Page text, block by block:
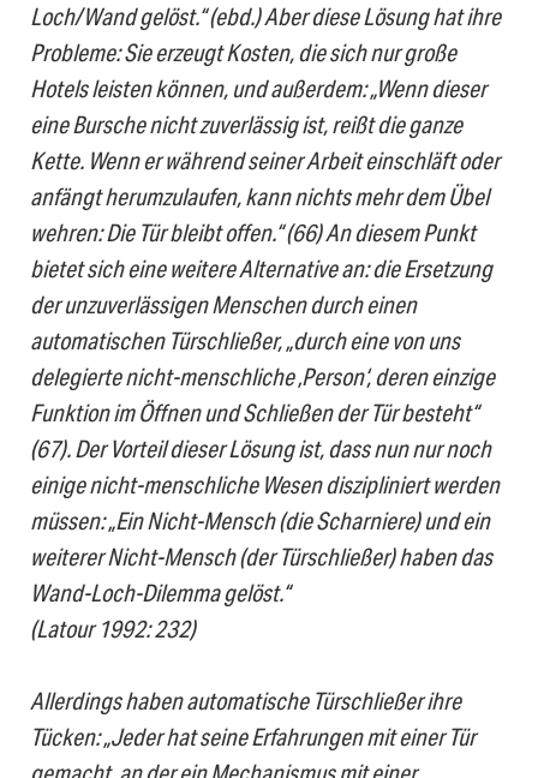
Loch/Wand gelöst.“ (ebd.) Aber diese Lösung hat ihre
Probleme: Sie erzeugt Kosten, die sich nur große
Hotels leisten können, und außerdem: „Wenn dieser
eine Bursche nicht zuverlässig ist, reißt die ganze
Kette. Wenn er während seiner Arbeit einschläft oder
anfängt herumzulaufen, kann nichts mehr dem Übel
wehren: Die Tür bleibt offen.“ (66) An diesem Punkt
bietet sich eine weitere Alternative an: die Ersetzung
der unzuverlässigen Menschen durch einen
automatischen Türschließer, „durch eine von uns
delegierte nicht-menschliche ‚Person‘, deren einzige
Funktion im Öffnen und Schließen der Tür besteht“
(67). Der Vorteil dieser Lösung ist, dass nun nur noch
einige nicht-menschliche Wesen diszipliniert werden
müssen: „Ein Nicht-Mensch (die Scharniere) und ein
weiterer Nicht-Mensch (der Türschließer) haben das
Wand-Loch-Dilemma gelöst.“
(Latour 1992: 232)
Allerdings haben automatische Türschließer ihre
Tücken: „Jeder hat seine Erfahrungen mit einer Tür